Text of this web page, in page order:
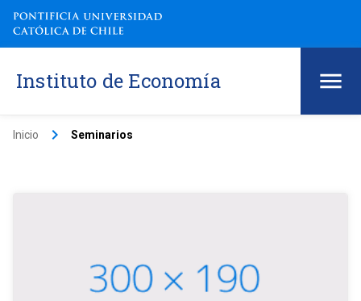
Instituto de Economía
Inicio keyboard_arrow_right Seminarios